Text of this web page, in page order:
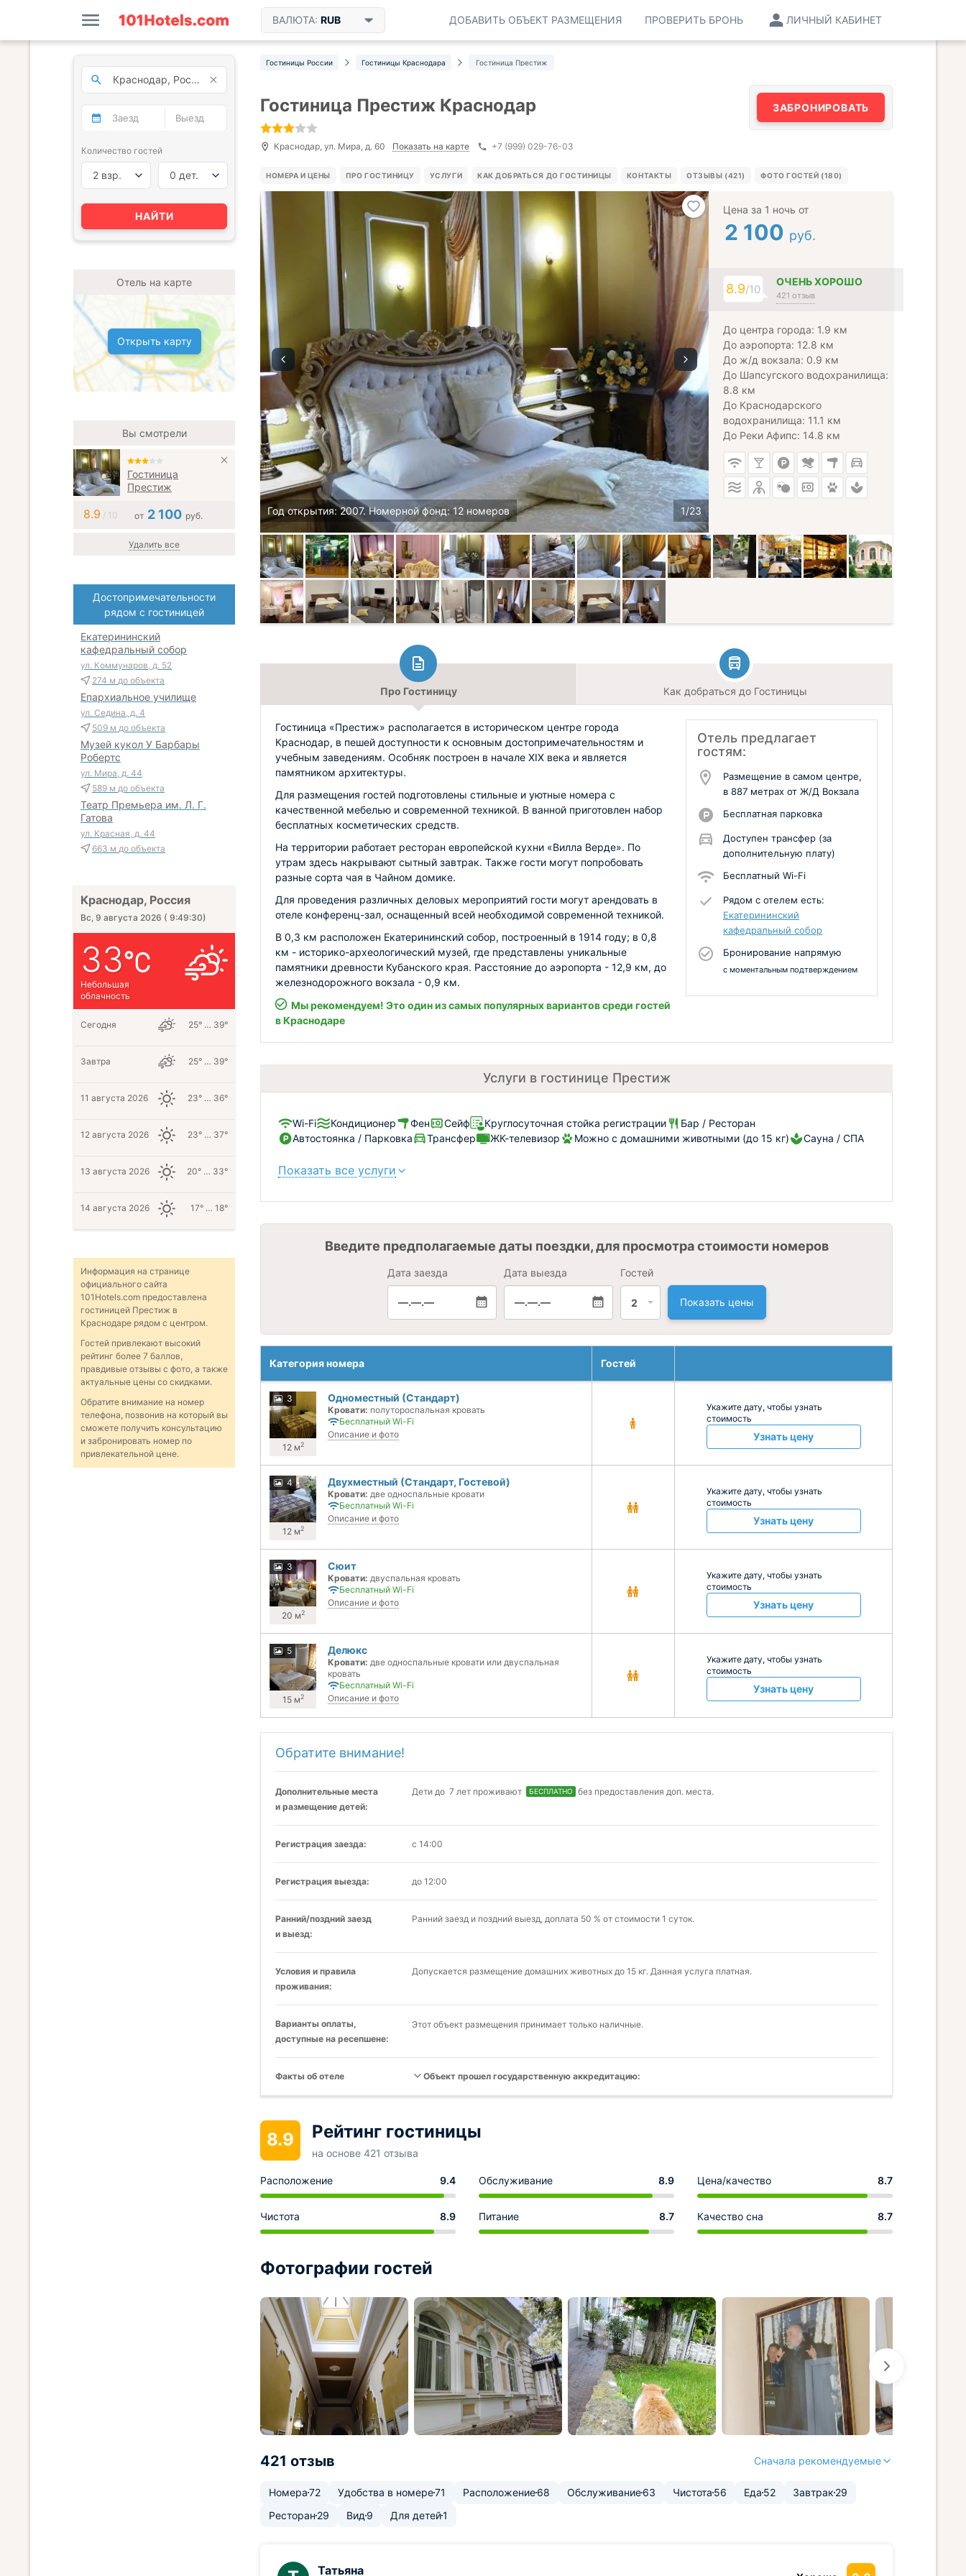
ВАЛЮТА: RUB ЛИЧНЫЙ КАБИНЕТ
ПРОВЕРИТЬ БРОНЬ
ДОБАВИТЬ ОБЪЕКТ РАЗМЕЩЕНИЯ
Гостиницы России Гостиницы Краснодара Гостиница Престиж
Гостиница Престиж Краснодар
Краснодар, ул. Мира, д. 60 Показать на карте +7 (999) 029-76-03
ЗАБРОНИРОВАТЬ
НОМЕРА И ЦЕНЫ ПРО ГОСТИНИЦУ УСЛУГИ КАК ДОБРАТЬСЯ ДО ГОСТИНИЦЫ КОНТАКТЫ ОТЗЫВЫ (421) ФОТО ГОСТЕЙ (180)
Год открытия: 2007. Номерной фонд: 12 номеров
Цена за 1 ночь от
2 100 руб.
8.9/10
ОЧЕНЬ ХОРОШО
421 отзыв
До центра города: 1.9 км
До аэропорта: 12.8 км
До ж/д вокзала: 0.9 км
До Шапсугского водохранилища:
8.8 км
До Краснодарского
водохранилища: 11.1 км
До Реки Афипс: 14.8 км
Про Гостиницу Как добраться до Гостиницы
Отель предлагает
гостям:
Размещение в самом центре,
в 887 метрах от Ж/Д Вокзала
Бесплатная парковка
Доступен трансфер (за
дополнительную плату)
Бесплатный Wi-Fi
Рядом с отелем есть:
Екатерининский
кафедральный собор
Бронирование напрямую
с моментальным подтверждением
Гостиница «Престиж» располагается в историческом центре города
Краснодар, в пешей доступности к основным достопримечательностям и
учебным заведениям. Особняк построен в начале XIX века и является
памятником архитектуры.
Для размещения гостей подготовлены стильные и уютные номера с
качественной мебелью и современной техникой. В ванной приготовлен набор
бесплатных косметических средств.
На территории работает ресторан европейской кухни «Вилла Верде». По
утрам здесь накрывают сытный завтрак. Также гости могут попробовать
разные сорта чая в Чайном домике.
Для проведения различных деловых мероприятий гости могут арендовать в
отеле конференц-зал, оснащенный всей необходимой современной техникой.
В 0,3 км расположен Екатерининский собор, построенный в 1914 году; в 0,8
км - историко-археологический музей, где представлены уникальные
памятники древности Кубанского края. Расстояние до аэропорта - 12,9 км, до
железнодорожного вокзала - 0,9 км.
Мы рекомендуем! Это один из самых популярных вариантов среди гостей
в Краснодаре
Услуги в гостинице Престиж
Wi-Fi Кондиционер Фен Сейф Круглосуточная стойка регистрации
Бар / Ресторан
Автостоянка / Парковка
Трансфер ЖК-телевизор Можно с домашними животными (до 15 кг) Сауна / СПА
Показать все услуги
Введите предполагаемые даты поездки, для просмотра стоимости номеров
Дата заезда
—.—.—
Дата выезда
—.—.—
Гостей
2 Показать цены
Категория номера Гостей
3
12 м2
Одноместный (Стандарт)
Кровати: полутороспальная кровать
Бесплатный Wi-Fi
Описание и фото
Укажите дату, чтобы узнать
стоимость
Узнать цену
4
12 м2
Двухместный (Стандарт, Гостевой)
Кровати: две односпальные кровати
Бесплатный Wi-Fi
Описание и фото
Укажите дату, чтобы узнать
стоимость
Узнать цену
3
20 м2
Сюит
Кровати: двуспальная кровать
Бесплатный Wi-Fi
Описание и фото
Укажите дату, чтобы узнать
стоимость
Узнать цену
5
15 м2
Делюкс
Кровати: две односпальные кровати или двуспальная
кровать
Бесплатный Wi-Fi
Описание и фото
Укажите дату, чтобы узнать
стоимость
Узнать цену
Обратите внимание!
Дополнительные места
и размещение детей:
Дети до 7 лет проживают БЕСПЛАТНО без предоставления доп. места.
Регистрация заезда: с 14:00
Регистрация выезда: до 12:00
Ранний/поздний заезд
и выезд:
Ранний заезд и поздний выезд, доплата 50 % от стоимости 1 суток.
Условия и правила
проживания:
Допускается размещение домашних животных до 15 кг. Данная услуга платная.
Варианты оплаты,
доступные на ресепшене:
Этот объект размещения принимает только наличные.
Факты об отеле Объект прошел государственную аккредитацию:
8.9 Рейтинг гостиницы
на основе 421 отзыва
Расположение 9.4 Обслуживание 8.9 Цена/качество 8.7
Чистота 8.9 Питание 8.7 Качество сна 8.7
Фотографии гостей
421 отзыв Сначала рекомендуемые
Номера72 Удобства в номере71 Расположение68 Обслуживание63 Чистота 56 Еда 52 Завтрак 29
Ресторан 29 Вид 9 Для детей1
Татьяна
Количество гостей
2 взр. 0 дет.
НАЙТИ
Отель на карте
Открыть карту
Вы смотрели
Гостиница
Престиж
8.9 / 10 от 2 100 руб.
Удалить все
Достопримечательности
рядом с гостиницей
Екатерининский
кафедральный собор
ул. Коммунаров, д. 52
274 м до объекта
Епархиальное училище
ул. Седина, д. 4
509 м до объекта
Музей кукол У Барбары
Робертс
ул. Мира, д. 44
589 м до объекта
Театр Премьера им. Л. Г.
Гатова
ул. Красная, д. 44
663 м до объекта
Краснодар, Россия
Вс, 9 августа 2026 ( 9:49:32)
33
Небольшая
облачность
Сегодня 25° … 39°
Завтра 25° … 39°
11 августа 2026 23° … 36°
12 августа 2026 23° … 37°
13 августа 2026 20° … 33°
14 августа 2026 17° … 18°
Информация на странице
официального сайта
101Hotels.com предоставлена
гостиницей Престиж в
Краснодаре рядом с центром.
Гостей привлекают высокий
рейтинг более 7 баллов,
правдивые отзывы с фото, а также
актуальные цены со скидками.
Обратите внимание на номер
телефона, позвонив на который вы
сможете получить консультацию
и забронировать номер по
привлекательной цене.